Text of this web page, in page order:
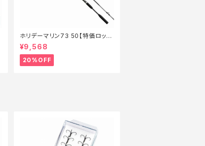
ホリデーマリン73 50【特価ロッ
ド】【20】
¥9,568
20%OFF